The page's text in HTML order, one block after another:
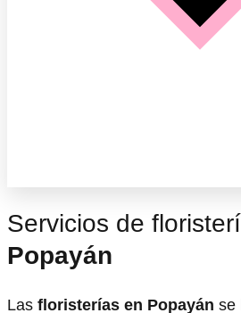
Servicios de
Popayán
Las floristerías en Popayán se